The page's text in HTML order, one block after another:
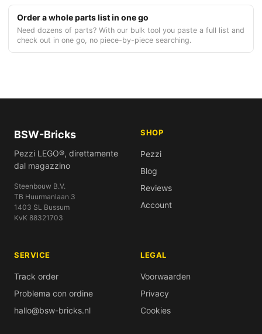
Order a whole parts list in one go
Need dozens of parts? With our bulk tool you paste a full list and
check out in one go, no piece-by-piece searching.
BSW-Bricks
Pezzi LEGO®, direttamente
dal magazzino
Steenbouw B.V.
TB Huurmanlaan 3
1403 SL Bussum
KvK 88321703
SHOP
Pezzi
Blog
Reviews
Account
SERVICE
Track order
Problema con ordine
hallo@bsw-bricks.nl
LEGAL
Voorwaarden
Privacy
Cookies